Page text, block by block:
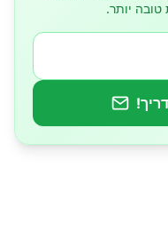
טובה יותר.